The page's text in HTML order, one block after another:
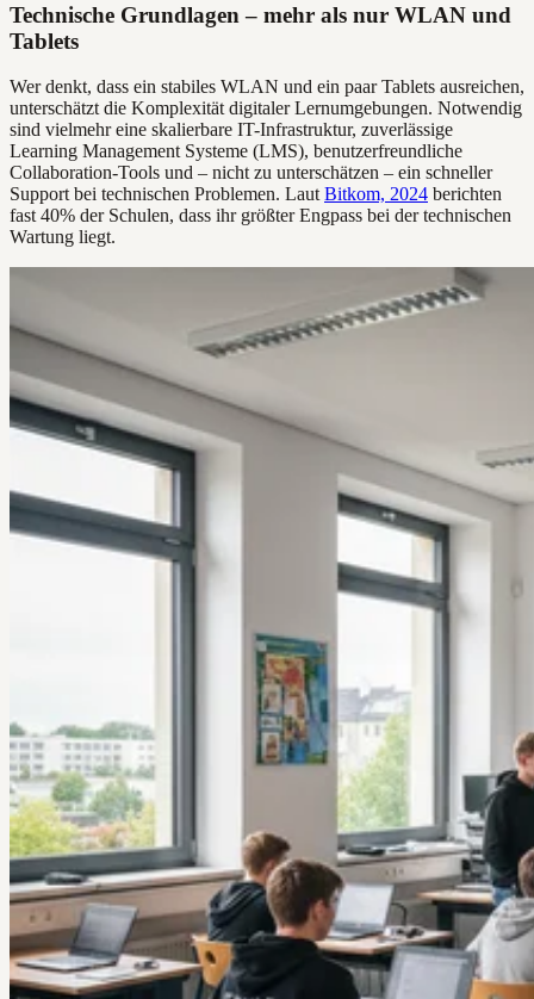
Technische Grundlagen – mehr als nur WLAN und
Tablets
Wer denkt, dass ein stabiles WLAN und ein paar Tablets ausreichen,
unterschätzt die Komplexität digitaler Lernumgebungen. Notwendig
sind vielmehr eine skalierbare IT-Infrastruktur, zuverlässige
Learning Management Systeme (LMS), benutzerfreundliche
Collaboration-Tools und – nicht zu unterschätzen – ein schneller
Support bei technischen Problemen. Laut Bitkom, 2024 berichten
fast 40% der Schulen, dass ihr größter Engpass bei der technischen
Wartung liegt.